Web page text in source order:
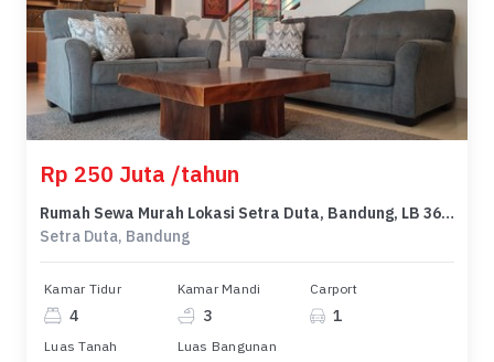
Rp 250 Juta /tahun
Rumah Sewa Murah Lokasi Setra Duta, Bandung, LB 360m²
Setra Duta, Bandung
Kamar Tidur
4
Kamar Mandi
3
Carport
1
Luas Tanah Luas Bangunan